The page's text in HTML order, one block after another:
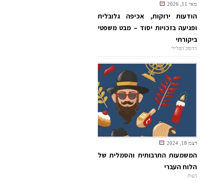
מאי 11, 2026
הודעות ירוקות, אכיפה גלובלית
ופגיעה בזכויות יסוד – מבט משפטי
ביקורתי
הדופק הפלילי
דצמ 18, 2024
המשמעות התרבותית והסמלית של
הלוח העברי
דעות